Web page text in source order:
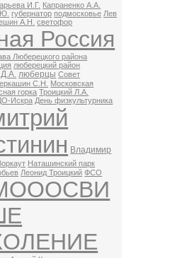
И.Г. Капраненко А.А.
губернатор подмосковье Лев
А.Н. светофор
Россия
Люберецкого района
люберецкий район
Д.А. люберцы Совет
С.Н.
Московская
горка Троицкий Л.А.
Искра День физкультурника
Владимир
Наташинский парк
Леонид Троицкий ФСО